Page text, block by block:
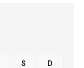
S D